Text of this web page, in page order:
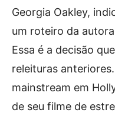
Georgia Oakley,
um roteiro da
Essa é a decisão
releituras
mainstream em
de seu filme de